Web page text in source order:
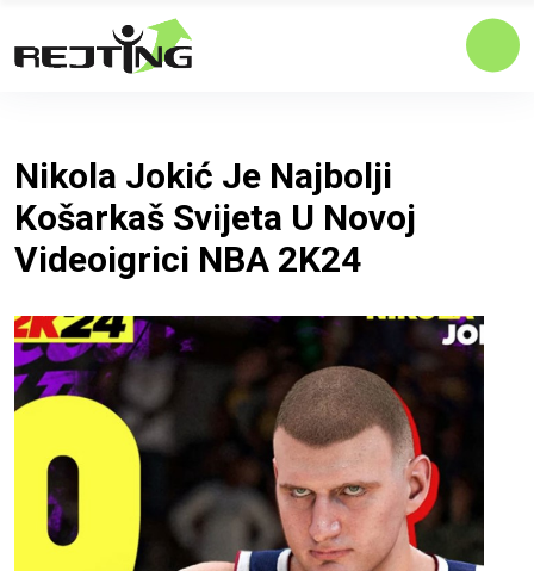
Nikola Jokić Je Najbolji
Košarkaš Svijeta U Novoj
Videoigrici NBA 2K24